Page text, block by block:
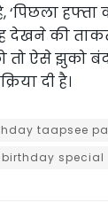
‘पिछला
की ताकत
तो ऐसे झुको
दी है।
taapsee
special